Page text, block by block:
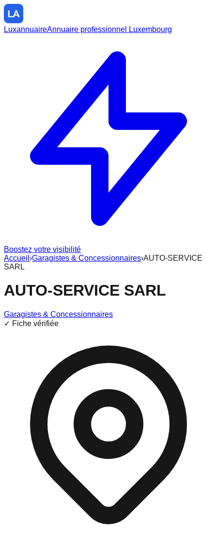
LuxannuaireAnnuaire professionnel Luxembourg
Boostez votre visibilité
Accueil ›Garagistes & Concessionnaires›AUTO-SERVICE
SARL
AUTO-SERVICE SARL
Garagistes & Concessionnaires
✓ Fiche vérifiée